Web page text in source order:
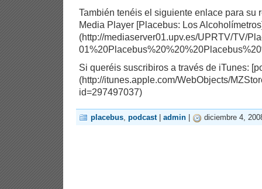
También tenéis el siguiente enlace para su
Media Player [Placebus: Los
(http://mediaserver01.upv.es/UPRTV/TV/
Si queréis suscribiros a través de iTunes:
(http://itunes.apple.com/WebObjects/
id=297497037)
placebus, podcast| admin diciembre 4,